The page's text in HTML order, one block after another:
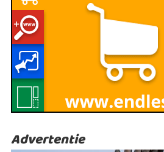
Advertentie